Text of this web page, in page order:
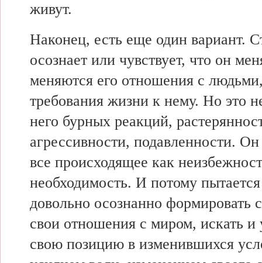
живут.
Наконец, есть еще один вариант.
осознает или чувствует, что он
меняются его отношения с
требования жизни к нему. Но это
него бурных реакций,
агрессивности, подавленности.
все происходящее как
необходимость. И потому
довольно осознанно формировать
свои отношения с миром, искать и
свою позицию в изменившихся